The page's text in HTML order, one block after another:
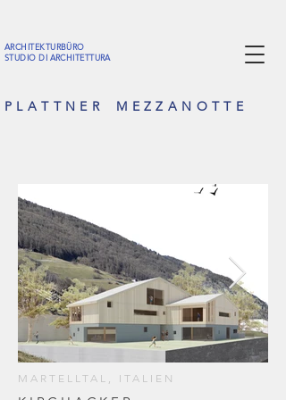
ARCHITEKTURBÜRO
STUDIO DI ARCHITETTURA
P L A T T N E R M E Z Z A N O T T E
MARTELLTAL, ITALIEN